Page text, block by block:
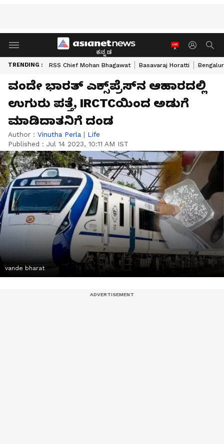
ಕನ್ನಡ
TRENDING : RSS Chief Mohan Bhagawat Basavaraj Horatti
ವಂದೇ ಭಾರತ್ ಎಕ್ಸ್‌ಪ್ರೆಸ್‌ನ ಆಹಾರದಲ್ಲಿ
ಉಗುರು ಪತ್ತೆ, IRCTCಯಿಂದ ಅಡುಗೆ
ಮಾಡಿದಾತನಿಗೆ ದಂಡ
Author : Vinutha Perla | Life
Published : Jul 14 2023, 10:11 AM IST
vande bharat